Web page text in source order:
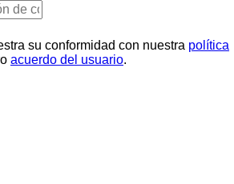
su conformidad con nuestra política
acuerdo del usuario.